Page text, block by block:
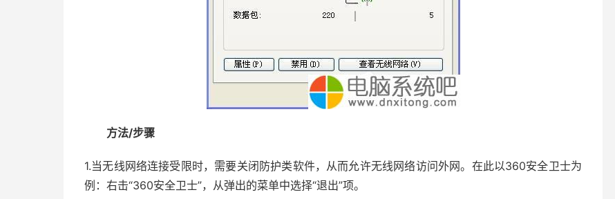
方法/步骤
1.当无线网络连接受限时，需要关闭防护类软件，从而允许无线网络访问外网。在此以360安全卫士为
例：右击“360安全卫士”，从弹出的菜单中选择“退出”项。